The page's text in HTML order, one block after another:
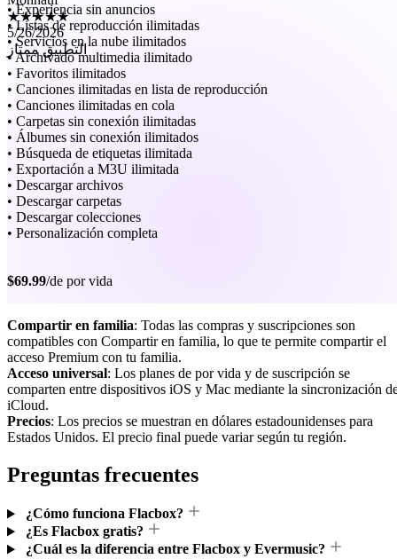
5/26/2026
التطبيق ممتاز
• Experiencia sin anuncios
• Listas de reproducción ilimitadas
• Servicios en la nube ilimitados
• Archivado multimedia ilimitado
• Favoritos ilimitados
• Canciones ilimitadas en lista de reproducción
• Canciones ilimitadas en cola
• Carpetas sin conexión ilimitadas
• Álbumes sin conexión ilimitados
• Búsqueda de etiquetas ilimitada
• Exportación a M3U ilimitada
• Descargar archivos
• Descargar carpetas
• Descargar colecciones
• Personalización completa
$69.99/de por vida
Compartir en familia: Todas las compras y suscripciones son
compatibles con Compartir en familia, lo que te permite compartir el
acceso Premium con tu familia.
Acceso universal: Los planes de por vida y de suscripción se
comparten entre dispositivos iOS y Mac mediante la sincronización
iCloud.
Precios: Los precios se muestran en dólares estadounidenses para
Estados Unidos. El precio final puede variar según tu región.
Preguntas frecuentes
¿Cómo funciona Flacbox?
¿Es Flacbox gratis?
¿Cuál es la diferencia entre Flacbox y Evermusic?